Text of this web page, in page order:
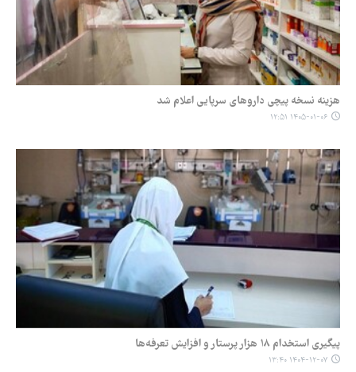
هزینه نسخه پیچی داروهای سرپایی اعلام شد
۱۴۰۵-۰۱-۰۶ ۱۲:۵۱
پیگیری استخدام ۱۸ هزار پرستار و افزایش تعرفه‌ها
۱۴۰۴-۱۲-۰۷ ۱۳:۴۰